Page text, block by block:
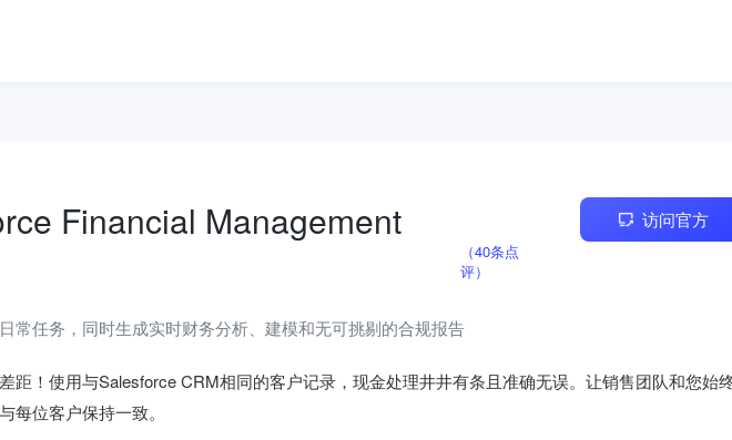
Financial Management
（40条点
评）
访问官方
常任务，同时生成实时财务分析、建模和无可挑剔的合规报告
距！使用与Salesforce CRM相同的客户记录，现金处理井井有条且准确无误。让销售团队和您始
每位客户保持一致。